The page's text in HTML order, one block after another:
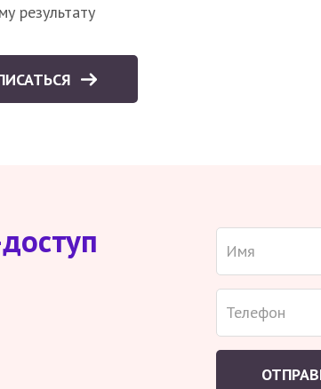
результату